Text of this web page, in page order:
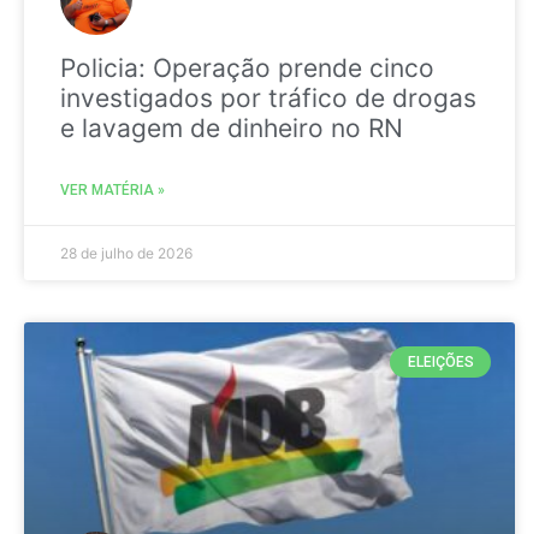
Policia: Operação prende cinco
investigados por tráfico de drogas
e lavagem de dinheiro no RN
VER MATÉRIA »
28 de julho de 2026
ELEIÇÕES